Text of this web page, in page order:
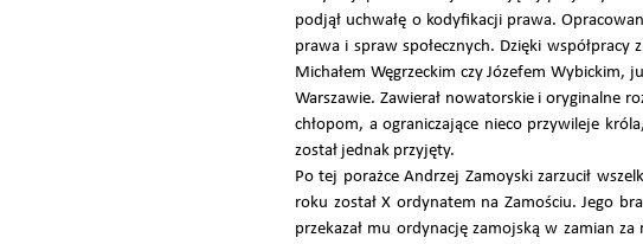
podjął uchwałę o kodyfikacji prawa.
prawa i spraw społecznych. Dzięki
Michałem Węgrzeckim czy Józefem
Warszawie. Zawierał nowatorskie i oryginalne
chłopom, a ograniczające nieco przywileje
został jednak przyjęty.
Po tej porażce Andrzej Zamoyski zarzucił
roku został X ordynatem na Zamościu. Jego
przekazał mu ordynację zamojską w zamian